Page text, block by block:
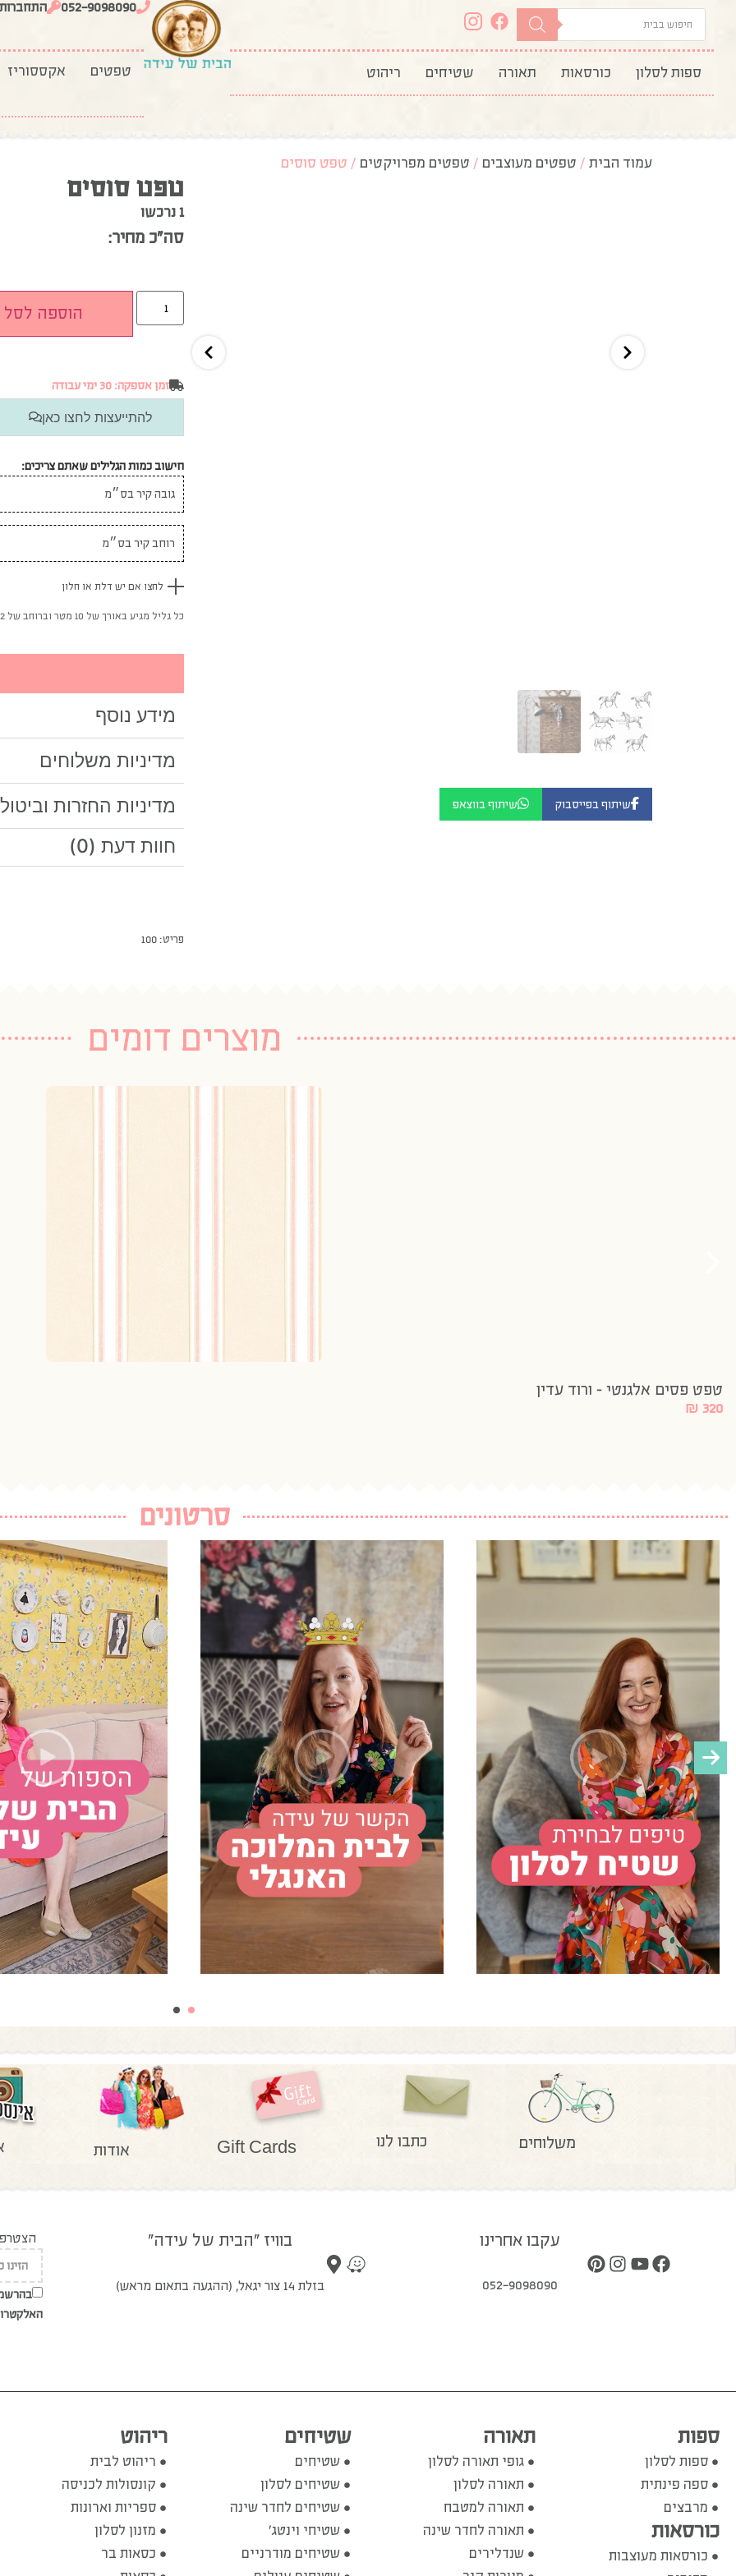
ספות לסלון כורסאות תאורה שטיחים ריהוט
052-9098090 התחברות
טפטים אקססוריז
עמוד הבית / טפטים מעוצבים / טפטים מפרויקטים / טפט סוסים
שיתוף בפייסבוק שיתוף בווצאפ
טפט סוסים
1 נרכשו
סה”כ מחיר:
הוספה לסל
זמן אספקה: 30 ימי עבודה
להתייעצות לחצו כאן
חישוב כמות הגלילים שאתם צריכים:
לחצו אם יש דלת או חלון
כל גליל מגיע באורך של 10 מטר וברוחב של 52 ס"מ
מידע נוסף
מדיניות משלוחים
מדיניות החזרות
חוות דעת (0)
פריט: 100
מוצרים דומים
טפט פסים אלגנטי – ורוד עדין
₪ 320
סרטונים
משלוחים כתבו לנו Gift Cards אודות
עקבו אחרינו
052-9098090
בוויז "הבית של עידה"
בזלת 14 צור יגאל, (ההגעה בתאום מראש)
ספות
ספות לסלון
ספה פינתית
מרבצים
כורסאות
כורסאות מעוצבות
תאורה
גופי תאורה לסלון
תאורה לסלון
תאורה למטבח
תאורה לחדר שינה
שנדלירים
שטיחים
שטיחים
שטיחים לסלון
שטיחים לחדר שינה
שטיחי וינטג'
שטיחים מודרניים
ריהוט
ריהוט לבית
קונסולות לכניסה
ספריות וארונות
מזנון לסלון
כסאות בר